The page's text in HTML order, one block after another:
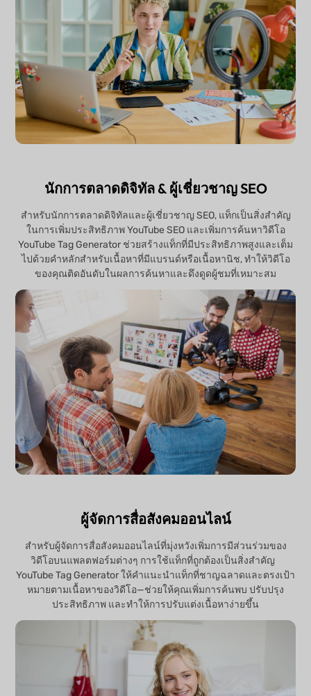
นักการตลาดดิจิทัล & ผู้เชี่ยวชาญ SEO
สำหรับนักการตลาดดิจิทัลและผู้เชี่ยวชาญ SEO, แท็กเป็นสิ่งสำคัญ
ในการเพิ่มประสิทธิภาพ YouTube SEO และเพิ่มการค้นหาวิดีโอ
YouTube Tag Generator ช่วยสร้างแท็กที่มีประสิทธิภาพสูงและเต็ม
ไปด้วยคำหลักสำหรับเนื้อหาที่มีแบรนด์หรือเนื้อหานิช, ทำให้วิดีโอ
ของคุณติดอันดับในผลการค้นหาและดึงดูดผู้ชมที่เหมาะสม
ผู้จัดการสื่อสังคมออนไลน์
สำหรับผู้จัดการสื่อสังคมออนไลน์ที่มุ่งหวังเพิ่มการมีส่วนร่วมของ
วิดีโอบนแพลตฟอร์มต่างๆ การใช้แท็กที่ถูกต้องเป็นสิ่งสำคัญ
YouTube Tag Generator ให้คำแนะนำแท็กที่ชาญฉลาดและตรงเป้า
หมายตามเนื้อหาของวิดีโอ—ช่วยให้คุณเพิ่มการค้นพบ ปรับปรุง
ประสิทธิภาพ และทำให้การปรับแต่งเนื้อหาง่ายขึ้น